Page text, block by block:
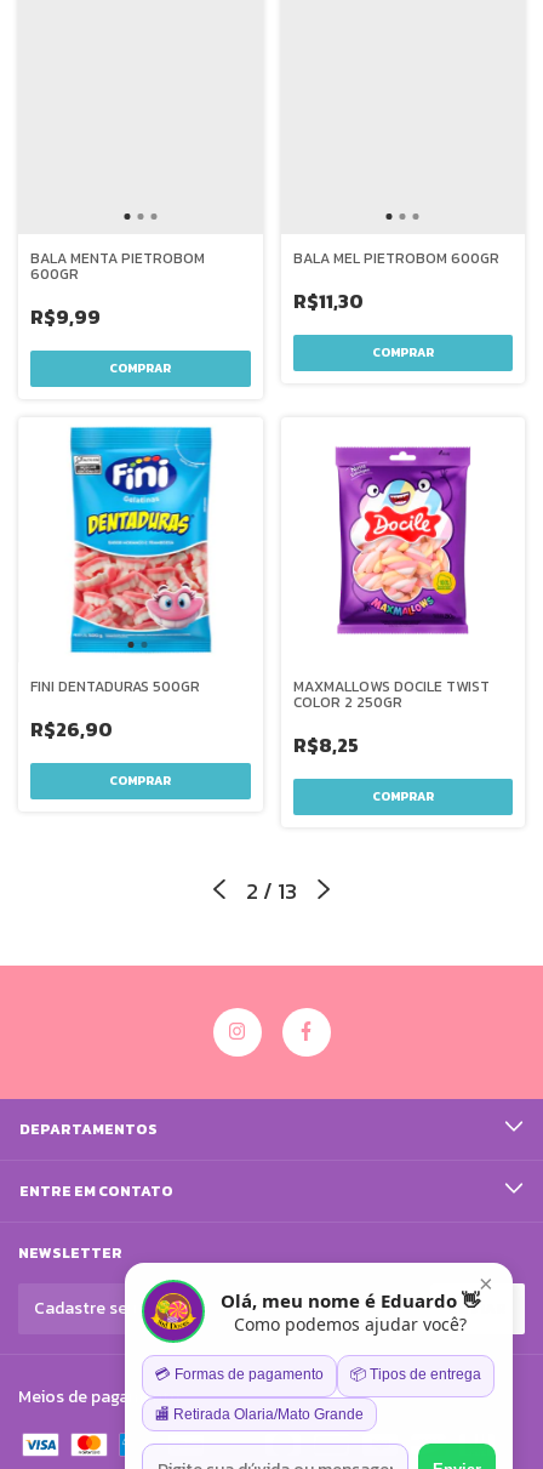
BALA MENTA PIETROBOM
600GR
R$9,99
BALA MEL PIETROBOM 600GR
R$11,30
FINI DENTADURAS 500GR
R$26,90
MAXMALLOWS DOCILE TWIST
COLOR 2 250GR
R$8,25
2 / 13
DEPARTAMENTOS
ENTRE EM CONTATO
NEWSLETTER
Meios de pagamento
×
Olá, meu nome é Eduardo 👋
Como podemos ajudar você?
💳 Formas de pagamento 📦 Tipos de entrega
🏬 Retirada Olaria/Mato Grande